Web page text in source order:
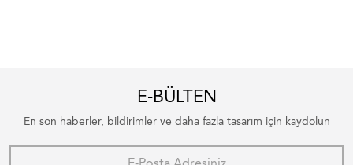
E-BÜLTEN
En son haberler, bildirimler ve daha fazla tasarım için kaydolun